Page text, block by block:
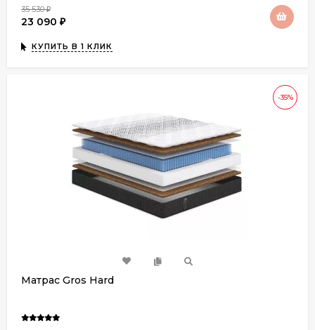
35 530₽
23 090 ₽
КУПИТЬ В 1 КЛИК
-35%
Матрас Gros Hard